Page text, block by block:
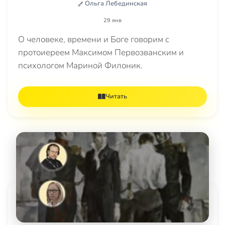
Ольга Лебединская
29 янв
О человеке, времени и Боге говорим с
протоиереем Максимом Первозванским и
психологом Мариной Филоник.
Читать